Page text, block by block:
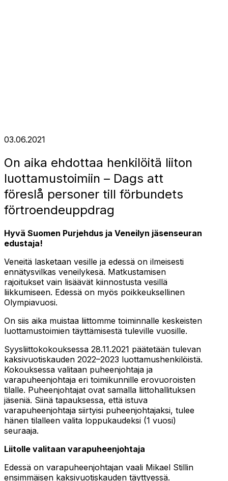
03.06.2021
On aika ehdottaa henkilöitä liiton
luottamustoimiin – Dags att
föreslå personer till förbundets
förtroendeuppdrag
Hyvä Suomen Purjehdus ja Veneilyn jäsenseuran
edustaja!
Veneitä lasketaan vesille ja edessä on ilmeisesti
ennätysvilkas veneilykesä. Matkustamisen
rajoitukset vain lisäävät kiinnostusta vesillä
liikkumiseen. Edessä on myös poikkeuksellinen
Olympiavuosi.
On siis aika muistaa liittomme toiminnalle keskeisten
luottamustoimien täyttämisestä tuleville vuosille.
Syysliittokokouksessa 28.11.2021 päätetään tulevan
kaksivuotiskauden 2022–2023 luottamushenkilöistä.
Kokouksessa valitaan puheenjohtaja ja
varapuheenjohtaja eri toimikunnille erovuoroisten
tilalle. Puheenjohtajat ovat samalla liittohallituksen
jäseniä. Siinä tapauksessa, että istuva
varapuheenjohtaja siirtyisi puheenjohtajaksi, tulee
hänen tilalleen valita loppukaudeksi (1 vuosi)
seuraaja.
Liitolle valitaan varapuheenjohtaja
Edessä on varapuheenjohtajan vaali Mikael Stillin
ensimmäisen kaksivuotiskauden täyttyessä.